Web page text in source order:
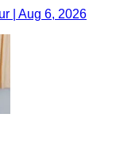
| Aug 6, 2026